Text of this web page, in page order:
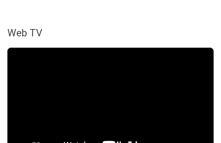
Web TV